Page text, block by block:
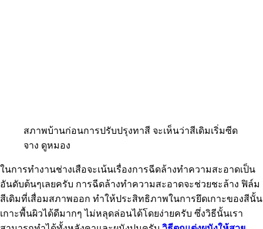
สภาพบ้านก่อนการปรับปรุงทาสี จะเห็นว่าสีเดิมเริ่มซีด
จาง ดูหมอง
ในการทำงานช่างเสือจะเน้นเรื่องการฉีดล้างทำความสะอาดเป็น
อันดับต้นๆเลยครับ การฉีดล้างทำความสะอาดจะช่วยชะล้าง ฟิล์ม
สีเดิมที่เสื่อมสภาพออก ทำให้ประสิทธิภาพในการยึดเกาะของสีนั้น
เกาะพื้นผิวได้ดีมากๆ ไม่หลุดล่อนได้โดยง่ายครับ ซึ่งวิธีนั้นเรา